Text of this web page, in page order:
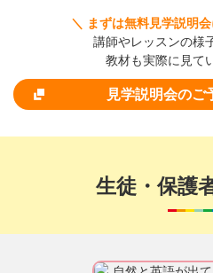
＼ まずは無料見学説明
講師やレッスンの様
教材も実際に見て
見学説明会のご
生徒・保護